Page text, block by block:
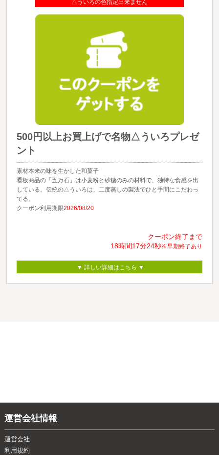
△ういろの色指定出来ません
500円以上お買上げで名物△ういろプレゼ
ント
素材本来の味を生かした和菓子
看板商品の「五万石」は小麦粉と砂糖のみの材料で、独特な食感を出
している。伝統の△ういろは、二度蒸しの製法でひと手間にこだわっ
てる。
クーポン利用期限2026/08/20
クーポン終了まで
18時間17分24秒※早期終了あり
▼ 詳しい詳細はこちら ▼
運営会社情報
運営会社
利用規約